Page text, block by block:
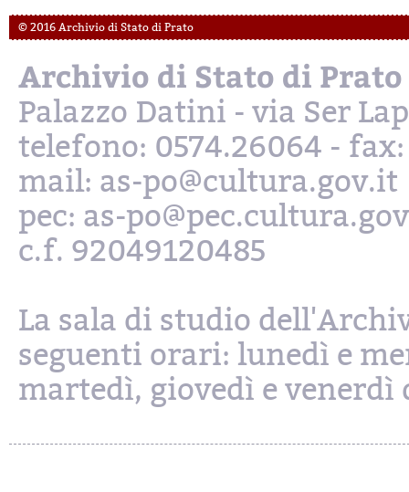
© 2016 Archivio di Stato di Prato
Archivio di Stato di Prato
Palazzo Datini - via Ser
telefono: 0574.26064 - fax:
mail: as-po@cultura.gov.it
pec: as-
c.f. 92049120485
La sala di studio
seguenti orari: lunedì e
martedì, giovedì e venerdì